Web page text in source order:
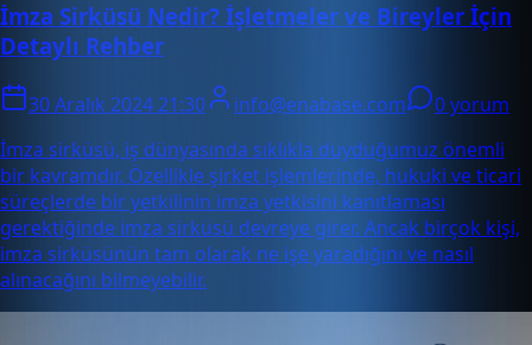
İmza Sirküsü Nedir? İşletmeler ve Bireyler İçin
Detaylı Rehber
30 Aralık 2024 21:30 info@enabase.com
0 yorum
İmza sirküsü, iş dünyasında sıklıkla duyduğumuz önemli
bir kavramdır. Özellikle şirket işlemlerinde, hukuki ve ticari
süreçlerde bir yetkilinin imza yetkisini kanıtlaması
gerektiğinde imza sirküsü devreye girer. Ancak birçok kişi,
imza sirküsünün tam olarak ne işe yaradığını ve nasıl
alınacağını bilmeyebilir.